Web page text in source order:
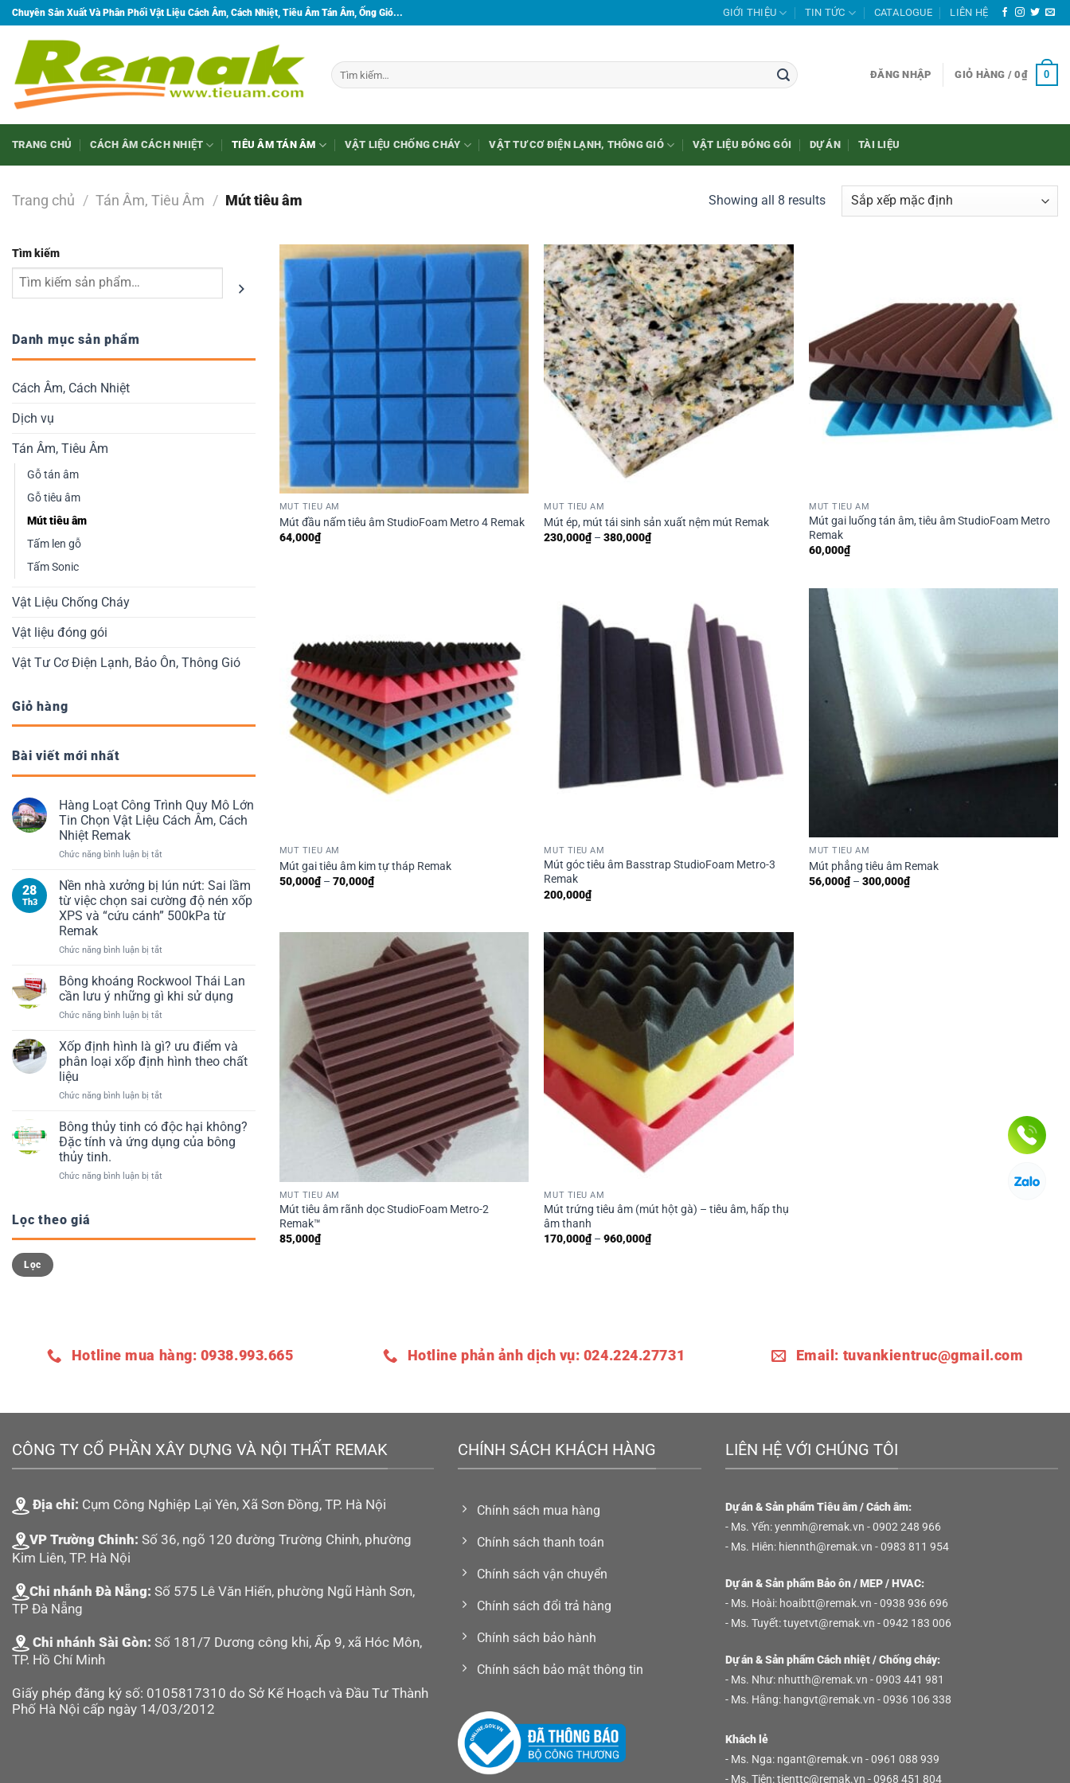
Bỏ
qua
dung
Chuyên Sản Xuất Và Phân Phối Vật Liệu Cách Âm, Cách Nhiệt, Tiêu Âm Tán Âm, Ống Gió... GIỚI THIỆU TIN TỨC CATALOGUE LIÊN HỆ
Tìm
kiếm:
ĐĂNG NHẬP GIỎ HÀNG /0₫ 0
TRANG CHỦ CÁCH ÂM CÁCH NHIỆT TIÊU ÂM TÁN ÂM VẬT LIỆU CHỐNG CHÁY VẬT TƯ CƠ ĐIỆN LẠNH, THÔNG GIÓ VẬT LIỆU ĐÓNG GÓI DỰ ÁN TÀI LIỆU
Trang chủ / Tán Âm, Tiêu Âm / Mút tiêu âm Showing all 8 results
Tìm kiếm
Danh mục sản phẩm
Cách Âm, Cách Nhiệt
Dịch vụ
Tán Âm, Tiêu Âm
Gỗ tán âm
Gỗ tiêu âm
Mút tiêu âm
Tấm len gỗ
Tấm Sonic
Vật Liệu Chống Cháy
Vật liệu đóng gói
Vật Tư Cơ Điện Lạnh, Bảo Ôn, Thông Gió
Giỏ hàng
Bài viết mới nhất
Hàng Loạt Công Trình Quy Mô Lớn
Tin Chọn Vật Liệu Cách Âm, Cách
Nhiệt Remak
Chức năng bình luận bị tắt
Loạt
Công
Trình
Quy
Vật
Liệu
Cách
Cách
Nhiệt
28
Th3
Nền nhà xưởng bị lún nứt: Sai lầm
từ việc chọn sai cường độ nén xốp
XPS và “cứu cánh” 500kPa từ
Remak
Chức năng bình luận bị tắt
nhà
xưởng
bị
lún
Sai
lầm
chọn
cường
độ
nén
XPS
Bông khoáng Rockwool Thái Lan
cần lưu ý những gì khi sử dụng
Chức năng bình luận bị tắt
khoáng
Rockwool
Thái
cần
ý
những
gì
sử
Xốp định hình là gì? ưu điểm và
phân loại xốp định hình theo chất
liệu
Chức năng bình luận bị tắt
định
hình
là
ưu
xốp
Bông thủy tinh có độc hại không?
Đặc tính và ứng dụng của bông
thủy tinh.
Chức năng bình luận bị tắt
độc
của
Lọc theo giá
Giá
tối
thiểu
Giá
tối
đa
Lọc
MÚT TIÊU ÂM
Mút đầu nấm tiêu âm StudioFoam Metro 4 Remak
64,000₫
MÚT TIÊU ÂM
Mút ép, mút tái sinh sản xuất nệm mút Remak
230,000₫ – 380,000₫Khoảng
giá:
MÚT TIÊU ÂM
Mút gai luống tán âm, tiêu âm StudioFoam Metro
Remak
60,000₫
MÚT TIÊU ÂM
Mút gai tiêu âm kim tự tháp Remak
50,000₫ – 70,000₫Khoảng
giá:
70,000₫
MÚT TIÊU ÂM
Mút góc tiêu âm Basstrap StudioFoam Metro-3
Remak
200,000₫
MÚT TIÊU ÂM
Mút phẳng tiêu âm Remak
56,000₫ – 300,000₫Khoảng
giá:
MÚT TIÊU ÂM
Mút tiêu âm rãnh dọc StudioFoam Metro-2
Remak™
85,000₫
MÚT TIÊU ÂM
Mút trứng tiêu âm (mút hột gà) – tiêu âm, hấp thụ
âm thanh
170,000₫ – 960,000₫Khoảng
giá:
Hotline mua hàng: 0938.993.665 Hotline phản ảnh dịch vụ: 024.224.27731 Email: tuvankientruc@gmail.com
CÔNG TY CỔ PHẦN XÂY DỰNG VÀ NỘI THẤT REMAK
Địa chỉ: Cụm Công Nghiệp Lại Yên, Xã Sơn Đồng, TP. Hà Nội
VP Trường Chinh: Số 36, ngõ 120 đường Trường Chinh, phường
Kim Liên, TP. Hà Nội
Chi nhánh Đà Nẵng: Số 575 Lê Văn Hiến, phường Ngũ Hành Sơn,
TP Đà Nẵng
Chi nhánh Sài Gòn: Số 181/7 Dương công khi, Ấp 9, xã Hóc Môn,
TP. Hồ Chí Minh
Giấy phép đăng ký số: 0105817310 do Sở Kế Hoạch và Đầu Tư Thành
Phố Hà Nội cấp ngày 14/03/2012
CHÍNH SÁCH KHÁCH HÀNG
Chính sách mua hàng
Chính sách thanh toán
Chính sách vận chuyển
Chính sách đổi trả hàng
Chính sách bảo hành
Chính sách bảo mật thông tin
LIÊN HỆ VỚI CHÚNG TÔI
Dự án & Sản phẩm Tiêu âm / Cách âm:
- Ms. Yến:yenmh@remak.vn - 0902 248 966
- Ms. Hiên: hiennth@remak.vn - 0983 811 954
Dự án & Sản phẩm Bảo ôn / MEP / HVAC:
- Ms. Hoài: hoaibtt@remak.vn - 0938 936 696
- Ms. Tuyết:tuyetvt@remak.vn - 0942 183 006
Dự án & Sản phẩm Cách nhiệt / Chống cháy:
- Ms. Như: nhutth@remak.vn - 0903 441 981
- Ms. Hằng: hangvt@remak.vn - 0936 106 338
Khách lẻ
- Ms. Nga: ngant@remak.vn - 0961 088 939
- Ms. Tiên:tienttc@remak.vn - 0968 451 804
Xin chào! Em là chuyên